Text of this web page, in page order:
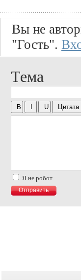
Вы не
"Гость".
Тема
Я не робот